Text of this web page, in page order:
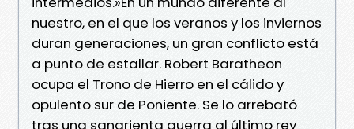
nuestro, en el que los veranos y los inviernos
duran generaciones, un gran conflicto está
a punto de estallar. Robert Baratheon
ocupa el Trono de Hierro en el cálido y
opulento sur de Poniente. Se lo arrebató
tras una sangrienta guerra al último rey